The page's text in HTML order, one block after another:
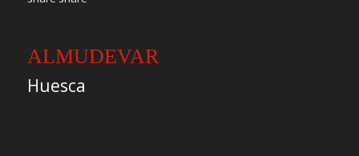
ALMUDEVAR
Huesca